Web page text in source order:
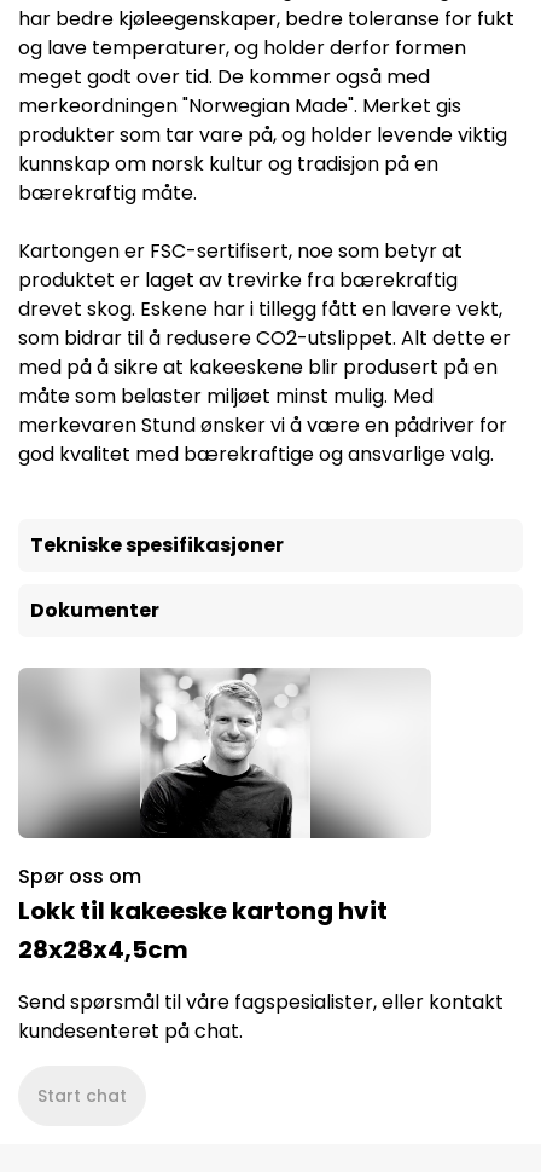
har bedre kjøleegenskaper, bedre toleranse for fukt
og lave temperaturer, og holder derfor formen
meget godt over tid. De kommer også med
merkeordningen "Norwegian Made". Merket gis
produkter som tar vare på, og holder levende viktig
kunnskap om norsk kultur og tradisjon på en
bærekraftig måte.
Kartongen er FSC-sertifisert, noe som betyr at
produktet er laget av trevirke fra bærekraftig
drevet skog. Eskene har i tillegg fått en lavere vekt,
som bidrar til å redusere CO2-utslippet. Alt dette er
med på å sikre at kakeeskene blir produsert på en
måte som belaster miljøet minst mulig. Med
merkevaren Stund ønsker vi å være en pådriver for
god kvalitet med bærekraftige og ansvarlige valg.
Tekniske spesifikasjoner
Dokumenter
Spør oss om
Lokk til kakeeske kartong hvit
28x28x4,5cm
Send spørsmål til våre fagspesialister, eller kontakt
kundesenteret på chat.
Start chat